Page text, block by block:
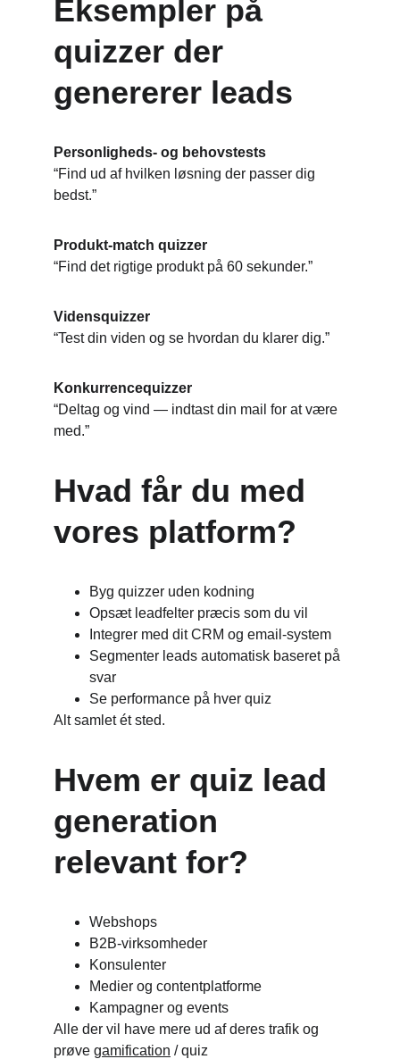
Eksempler på
quizzer der
genererer leads
Personligheds- og behovstests
“Find ud af hvilken løsning der passer dig
bedst.”
Produkt-match quizzer
“Find det rigtige produkt på 60 sekunder.”
Vidensquizzer
“Test din viden og se hvordan du klarer dig.”
Konkurrencequizzer
“Deltag og vind — indtast din mail for at være
med.”
Hvad får du med
vores platform?
Byg quizzer uden kodning
Opsæt leadfelter præcis som du vil
Integrer med dit CRM og email-system
Segmenter leads automatisk baseret på
svar
Se performance på hver quiz
Alt samlet ét sted.
Hvem er quiz lead
generation
relevant for?
Webshops
B2B-virksomheder
Konsulenter
Medier og contentplatforme
Kampagner og events
Alle der vil have mere ud af deres trafik og
prøve gamification / quiz